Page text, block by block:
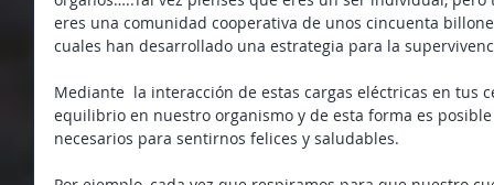
eres una comunidad cooperativa de unos cincuenta
cuales han desarrollado una estrategia para la
Mediante  la interacción de estas cargas eléctricas en tus
equilibrio en nuestro organismo y de esta forma es
necesarios para sentirnos felices y saludables.